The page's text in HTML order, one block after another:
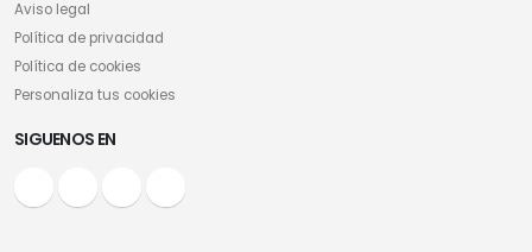
Aviso legal
Política de privacidad
Política de cookies
Personaliza tus cookies
SIGUENOS EN